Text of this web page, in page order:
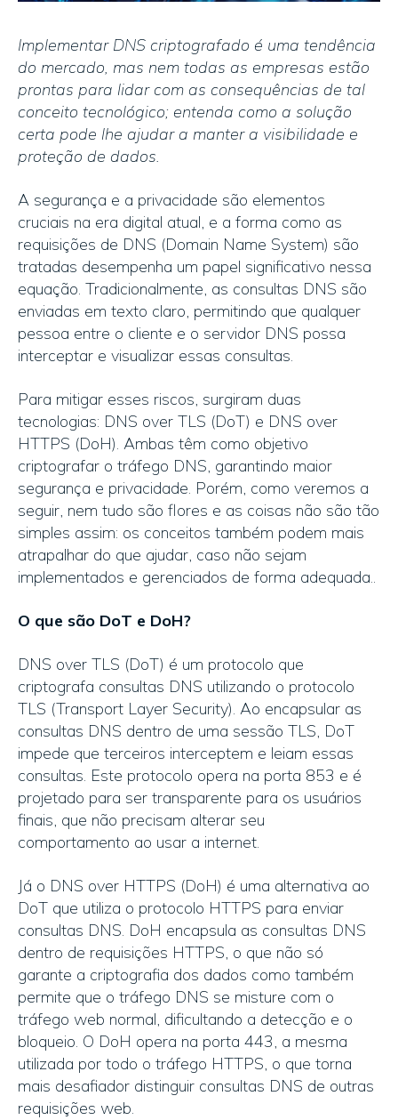
Implementar DNS criptografado é uma tendência
do mercado, mas nem todas as empresas estão
prontas para lidar com as consequências de tal
conceito tecnológico; entenda como a solução
certa pode lhe ajudar a manter a visibilidade e
proteção de dados.
A segurança e a privacidade são elementos
cruciais na era digital atual, e a forma como as
requisições de DNS (Domain Name System) são
tratadas desempenha um papel significativo nessa
equação. Tradicionalmente, as consultas DNS são
enviadas em texto claro, permitindo que qualquer
pessoa entre o cliente e o servidor DNS possa
interceptar e visualizar essas consultas.
Para mitigar esses riscos, surgiram duas
tecnologias: DNS over TLS (DoT) e DNS over
HTTPS (DoH). Ambas têm como objetivo
criptografar o tráfego DNS, garantindo maior
segurança e privacidade. Porém, como veremos a
seguir, nem tudo são flores e as coisas não são tão
simples assim: os conceitos também podem mais
atrapalhar do que ajudar, caso não sejam
implementados e gerenciados de forma adequada..
O que são DoT e DoH?
DNS over TLS (DoT) é um protocolo que
criptografa consultas DNS utilizando o protocolo
TLS (Transport Layer Security). Ao encapsular as
consultas DNS dentro de uma sessão TLS, DoT
impede que terceiros interceptem e leiam essas
consultas. Este protocolo opera na porta 853 e é
projetado para ser transparente para os usuários
finais, que não precisam alterar seu
comportamento ao usar a internet.
Já o DNS over HTTPS (DoH) é uma alternativa ao
DoT que utiliza o protocolo HTTPS para enviar
consultas DNS. DoH encapsula as consultas DNS
dentro de requisições HTTPS, o que não só
garante a criptografia dos dados como também
permite que o tráfego DNS se misture com o
tráfego web normal, dificultando a detecção e o
bloqueio. O DoH opera na porta 443, a mesma
utilizada por todo o tráfego HTTPS, o que torna
mais desafiador distinguir consultas DNS de outras
requisições web.